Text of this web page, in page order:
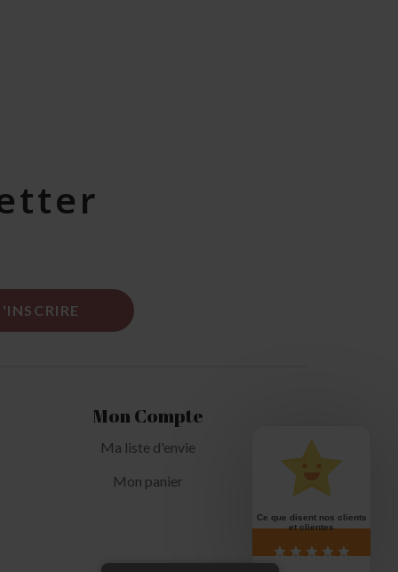
Mon Compte
Ma liste d'envie
Mon panier
Ce que disent nos clients
et clientes